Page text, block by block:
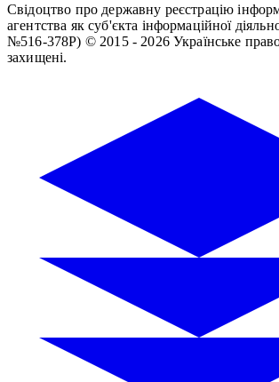
Свідоцтво про державну реєстрацію
агентства як суб'єкта інформаційної
№516-378Р) © 2015 - 2026 Українське
захищені.